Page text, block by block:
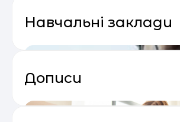
Навчальні заклади
Дописи